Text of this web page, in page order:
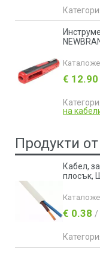
€ 12.90
на
Продукти
Кабел,
плосък,
€ 0.38 /